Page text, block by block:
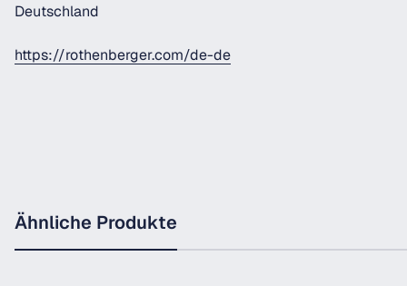
Deutschland
https://rothenberger.com/de-de
Ähnliche Produkte